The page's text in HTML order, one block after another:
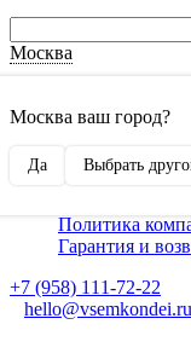
Москва
Москва ваш город?
Да Выбрать
Способы оплаты
Монтаж
Для партнеров
Политика
Гарантия и
+7 (958) 111-72-22
hello@vsemkondei.ru